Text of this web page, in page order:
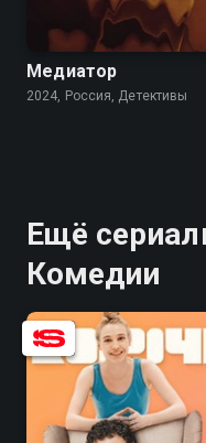
6.8
Медиатор
2024, Россия, Детективы
Ещё
Комедии